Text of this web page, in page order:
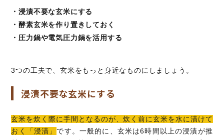
・浸漬不要な玄米にする
・酵素玄米を作り置きしておく
・圧力鍋や電気圧力鍋を活用する
3つの工夫で、玄米をもっと身近なものにしましょう。
浸漬不要な玄米にする
玄米を炊く際に手間となるのが、炊く前に玄米を水に漬けて
おく「浸漬」 です。一般的に、玄米は6時間以上の浸漬が推